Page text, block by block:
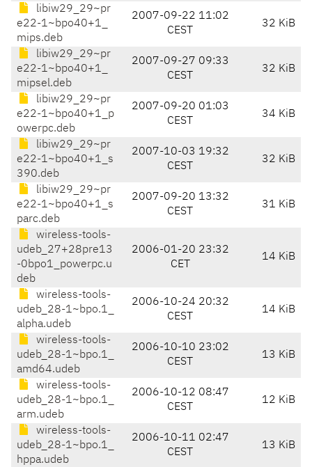
libiw29_29~pr
e22-1~bpo40+1_
mips.deb
2007-09-22 11:02
CEST
32 KiB
libiw29_29~pr
e22-1~bpo40+1_
mipsel.deb
2007-09-27 09:33
CEST
32 KiB
libiw29_29~pr
e22-1~bpo40+1_p
owerpc.deb
2007-09-20 01:03
CEST
34 KiB
libiw29_29~pr
e22-1~bpo40+1_s
390.deb
2007-10-03 19:32
CEST
32 KiB
libiw29_29~pr
e22-1~bpo40+1_s
parc.deb
2007-09-20 13:32
CEST
31 KiB
wireless-tools-
udeb_27+28pre13
-0bpo1_powerpc.u
deb
2006-01-20 23:32
CET
14 KiB
wireless-tools-
udeb_28-1~bpo.1_
alpha.udeb
2006-10-24 20:32
CEST
14 KiB
wireless-tools-
udeb_28-1~bpo.1_
amd64.udeb
2006-10-10 23:02
CEST
13 KiB
wireless-tools-
udeb_28-1~bpo.1_
arm.udeb
2006-10-12 08:47
CEST
12 KiB
wireless-tools-
udeb_28-1~bpo.1_
hppa.udeb
2006-10-11 02:47
CEST
13 KiB